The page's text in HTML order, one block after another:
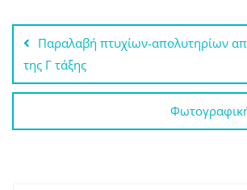
Πλοήγηση
άρθρων
Παραλαβή πτυχίων-απολυτηρίων
της Γ τάξης